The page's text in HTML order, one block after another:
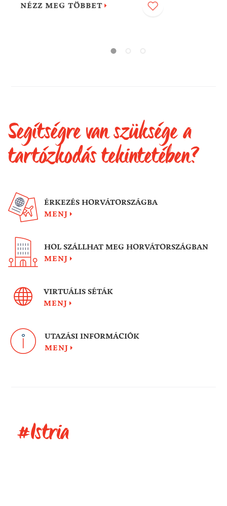
Jöjjön el és találja meg a valódi
NÉZZ MEG TÖBBET
Segítségre van szüksége a
tartózkodás tekintetében?
ÉRKEZÉS HORVÁTORSZÁGBA
MENJ
HOL SZÁLLHAT MEG HORVÁTORSZÁGBAN
MENJ
VIRTUÁLIS SÉTÁK
MENJ
UTAZÁSI INFORMÁCIÓK
MENJ
#Istria